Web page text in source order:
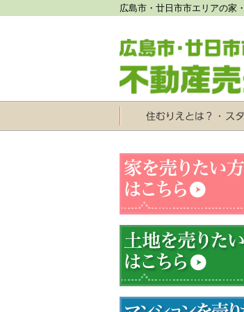
広島市・廿日市市エリアの家